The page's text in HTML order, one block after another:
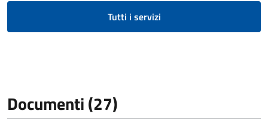
Tutti i servizi
Documenti (27)